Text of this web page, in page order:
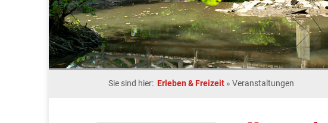
Sie sind hier: Erleben & Freizeit » Veranstaltungen